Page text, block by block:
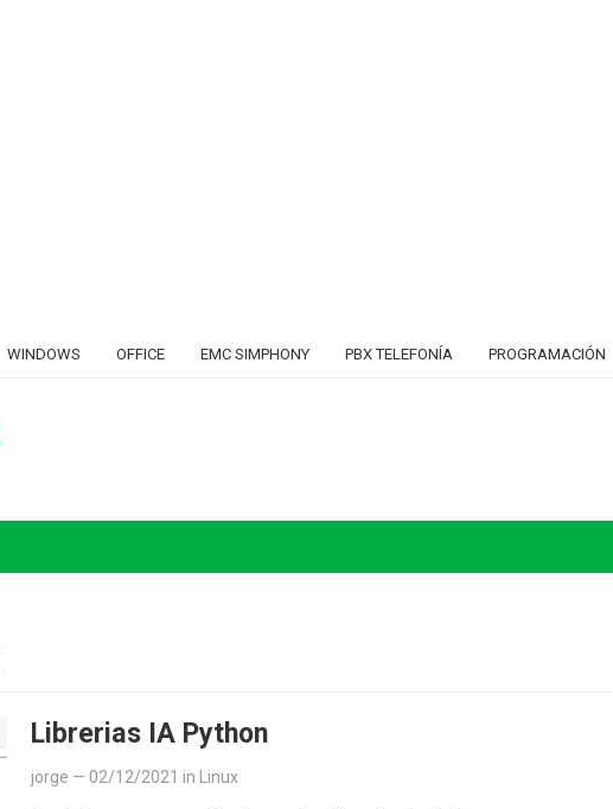
WINDOWS OFFICE EMC SIMPHONY PBX TELEFONÍA PROGRAMACIÓN
Librerias IA Python
jorge — 02/12/2021 in Linux